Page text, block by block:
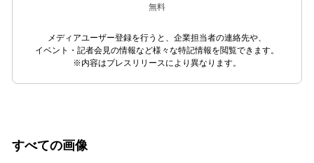
無料
メディアユーザー登録を行うと、企業担当者の連絡先や、
イベント・記者会見の情報など様々な特記情報を閲覧できます。
※内容はプレスリリースにより異なります。
すべての画像